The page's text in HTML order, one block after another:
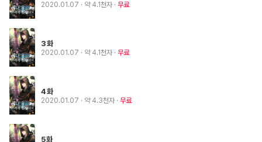
2020.01.07 · 약 4.1천자 무료
3화
2020.01.07 · 약 4.1천자 무료
4화
2020.01.07 · 약 4.3천자 무료
5화